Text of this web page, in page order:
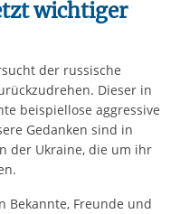
wichtiger
der russische
Dieser in
beispiellose aggressive
Gedanken sind in
der Ukraine, die um ihr
Bekannte, Freunde und